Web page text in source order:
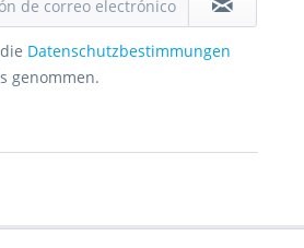
Datenschutzbestimmungen
genommen.